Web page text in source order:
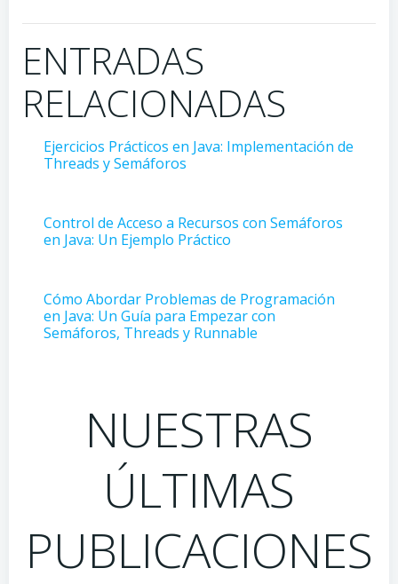
ENTRADAS
RELACIONADAS
Ejercicios Prácticos en Java: Implementación de
Threads y Semáforos
Control de Acceso a Recursos con Semáforos
en Java: Un Ejemplo Práctico
Cómo Abordar Problemas de Programación
en Java: Un Guía para Empezar con
Semáforos, Threads y Runnable
NUESTRAS
ÚLTIMAS
PUBLICACIONES